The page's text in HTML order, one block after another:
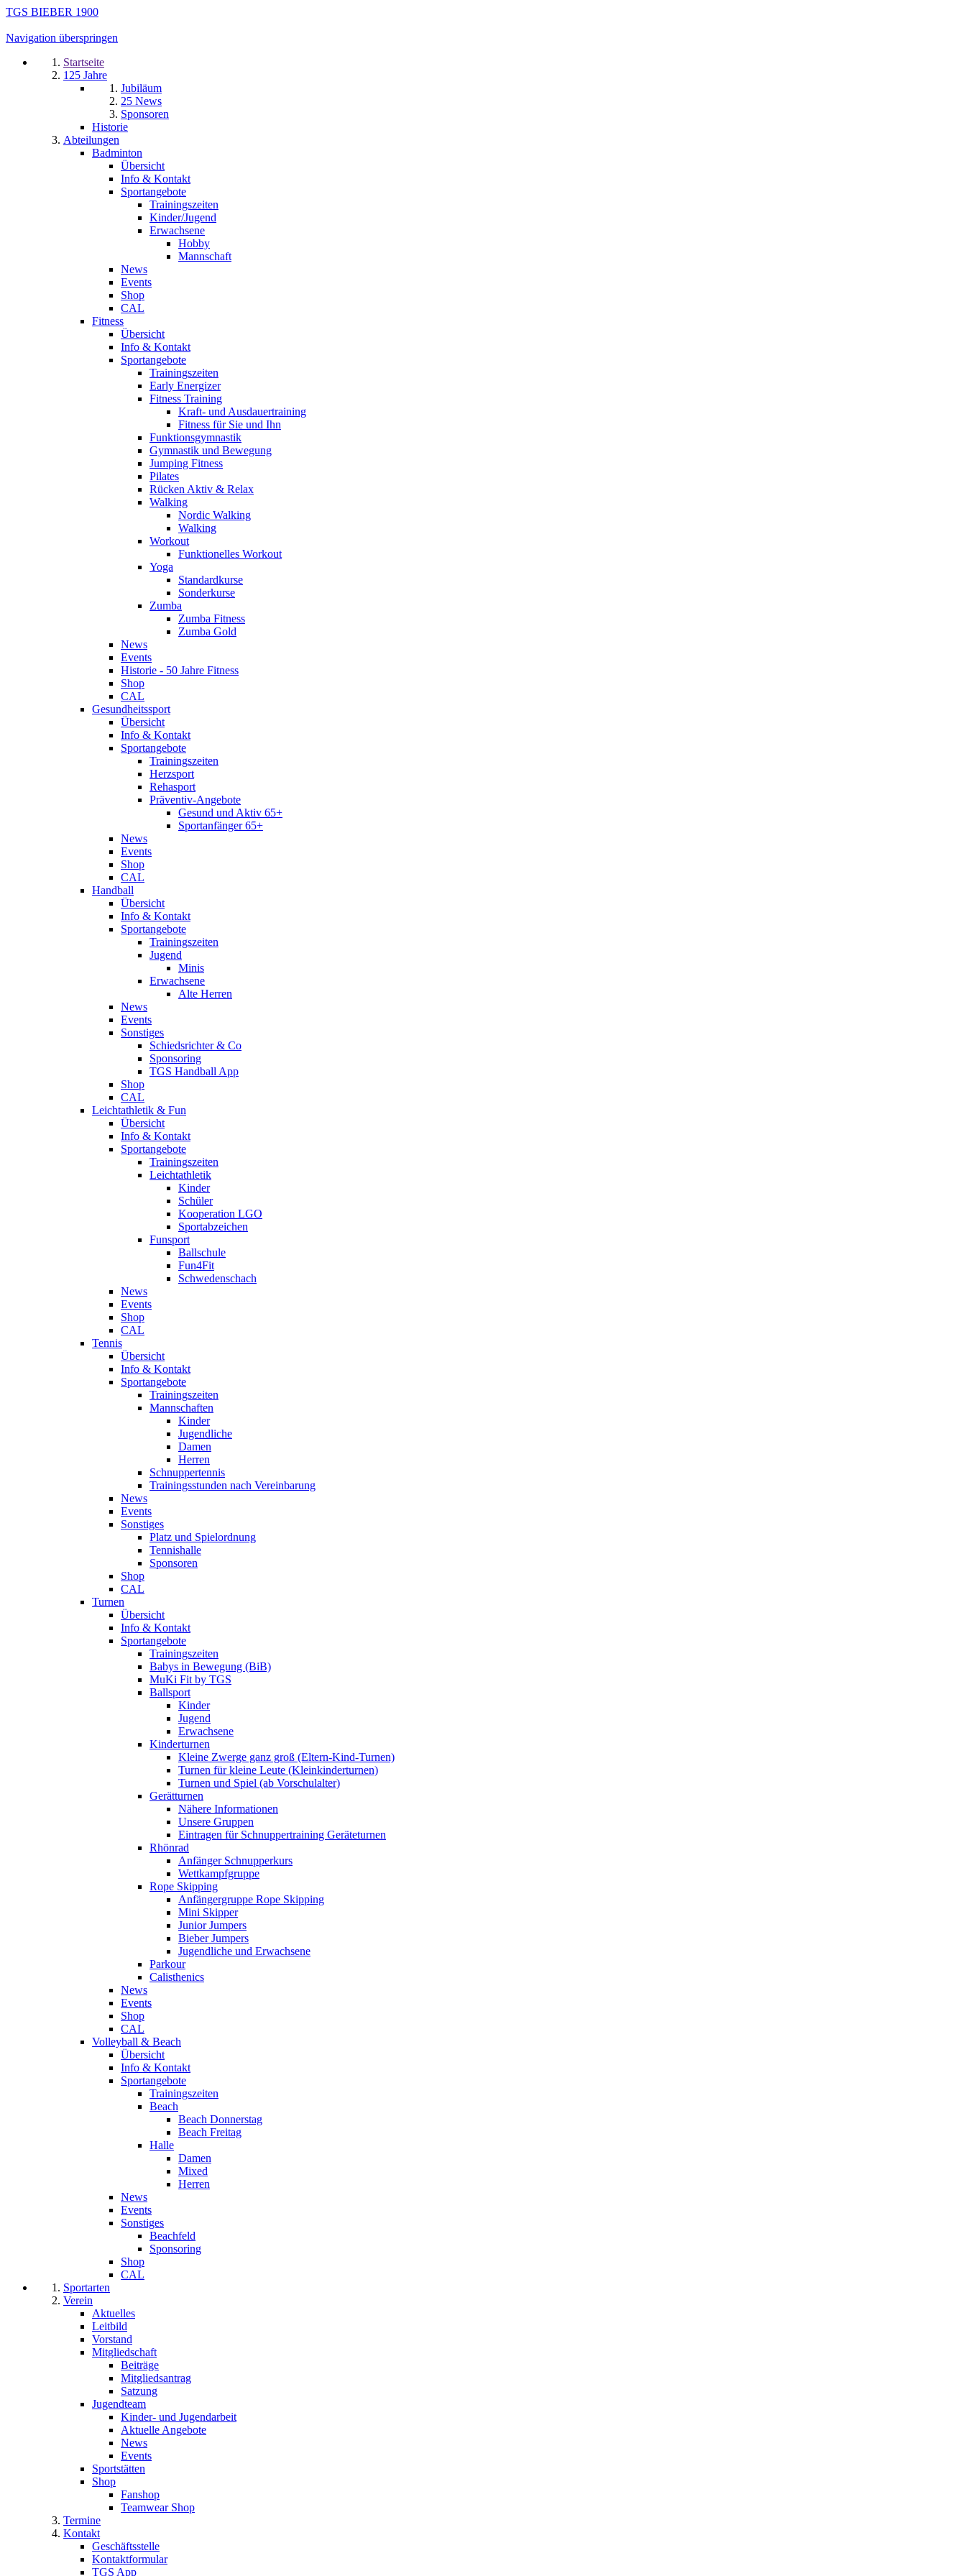
TGS BIEBER 1900
Navigation überspringen
Startseite
125 Jahre
Jubiläum
25 News
Sponsoren
Historie
Abteilungen
Badminton
Übersicht
Info & Kontakt
Sportangebote
Trainingszeiten
Kinder/Jugend
Erwachsene
Hobby
Mannschaft
News
Events
Shop
CAL
Fitness
Übersicht
Info & Kontakt
Sportangebote
Trainingszeiten
Early Energizer
Fitness Training
Kraft- und Ausdauertraining
Fitness für Sie und Ihn
Funktionsgymnastik
Gymnastik und Bewegung
Jumping Fitness
Pilates
Rücken Aktiv & Relax
Walking
Nordic Walking
Walking
Workout
Funktionelles Workout
Yoga
Standardkurse
Sonderkurse
Zumba
Zumba Fitness
Zumba Gold
News
Events
Historie - 50 Jahre Fitness
Shop
CAL
Gesundheitssport
Übersicht
Info & Kontakt
Sportangebote
Trainingszeiten
Herzsport
Rehasport
Präventiv-Angebote
Gesund und Aktiv 65+
Sportanfänger 65+
News
Events
Shop
CAL
Handball
Übersicht
Info & Kontakt
Sportangebote
Trainingszeiten
Jugend
Minis
Erwachsene
Alte Herren
News
Events
Sonstiges
Schiedsrichter & Co
Sponsoring
TGS Handball App
Shop
CAL
Leichtathletik & Fun
Übersicht
Info & Kontakt
Sportangebote
Trainingszeiten
Leichtathletik
Kinder
Schüler
Kooperation LGO
Sportabzeichen
Funsport
Ballschule
Fun4Fit
Schwedenschach
News
Events
Shop
CAL
Tennis
Übersicht
Info & Kontakt
Sportangebote
Trainingszeiten
Mannschaften
Kinder
Jugendliche
Damen
Herren
Schnuppertennis
Trainingsstunden nach Vereinbarung
News
Events
Sonstiges
Platz und Spielordnung
Tennishalle
Sponsoren
Shop
CAL
Turnen
Übersicht
Info & Kontakt
Sportangebote
Trainingszeiten
Babys in Bewegung (BiB)
MuKi Fit by TGS
Ballsport
Kinder
Jugend
Erwachsene
Kinderturnen
Kleine Zwerge ganz groß (Eltern-Kind-Turnen)
Turnen für kleine Leute (Kleinkinderturnen)
Turnen und Spiel (ab Vorschulalter)
Gerätturnen
Nähere Informationen
Unsere Gruppen
Eintragen für Schnuppertraining Geräteturnen
Rhönrad
Anfänger Schnupperkurs
Wettkampfgruppe
Rope Skipping
Anfängergruppe Rope Skipping
Mini Skipper
Junior Jumpers
Bieber Jumpers
Jugendliche und Erwachsene
Parkour
Calisthenics
News
Events
Shop
CAL
Volleyball & Beach
Übersicht
Info & Kontakt
Sportangebote
Trainingszeiten
Beach
Beach Donnerstag
Beach Freitag
Halle
Damen
Mixed
Herren
News
Events
Sonstiges
Beachfeld
Sponsoring
Shop
CAL
Sportarten
Verein
Aktuelles
Leitbild
Vorstand
Mitgliedschaft
Beiträge
Mitgliedsantrag
Satzung
Jugendteam
Kinder- und Jugendarbeit
Aktuelle Angebote
News
Events
Sportstätten
Shop
Fanshop
Teamwear Shop
Termine
Kontakt
Geschäftsstelle
Kontaktformular
TGS App